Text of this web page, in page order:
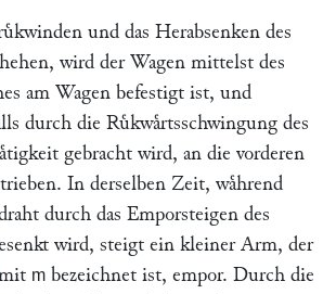
und das Herabsenken des
wird der Wagen mittelst des
am Wagen befestigt ist, und
durch die Ruͤkwaͤrtsschwingung des
gebracht wird, an die vorderen
In derselben Zeit, waͤhrend
durch das Emporsteigen des
wird, steigt ein kleiner Arm, der
m bezeichnet ist, empor. Durch die